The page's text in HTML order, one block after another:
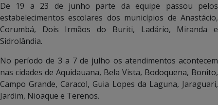
De 19 a 23 de junho parte da equipe passou pelos
estabelecimentos escolares dos municípios de Anastácio,
Corumbá, Dois Irmãos do Buriti, Ladário, Miranda e
Sidrolândia.
No período de 3 a 7 de julho os atendimentos acontecem
nas cidades de Aquidauana, Bela Vista, Bodoquena, Bonito,
Campo Grande, Caracol, Guia Lopes da Laguna, Jaraguari,
Jardim, Nioaque e Terenos.